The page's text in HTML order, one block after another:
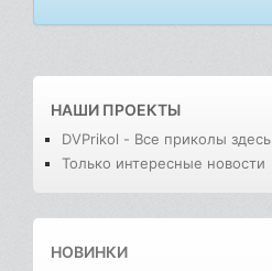
НАШИ ПРОЕКТЫ
DVPrikol - Все приколы здесь
Только интересные новости
НОВИНКИ